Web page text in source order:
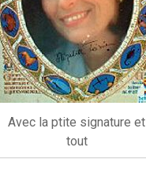
Avec la ptite signature et
tout